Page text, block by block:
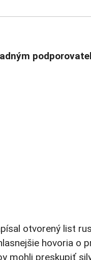
otvorený list
hovoria o
mohli preskupiť